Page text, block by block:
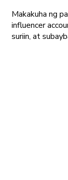
Makakuha ng
influencer
suriin, at